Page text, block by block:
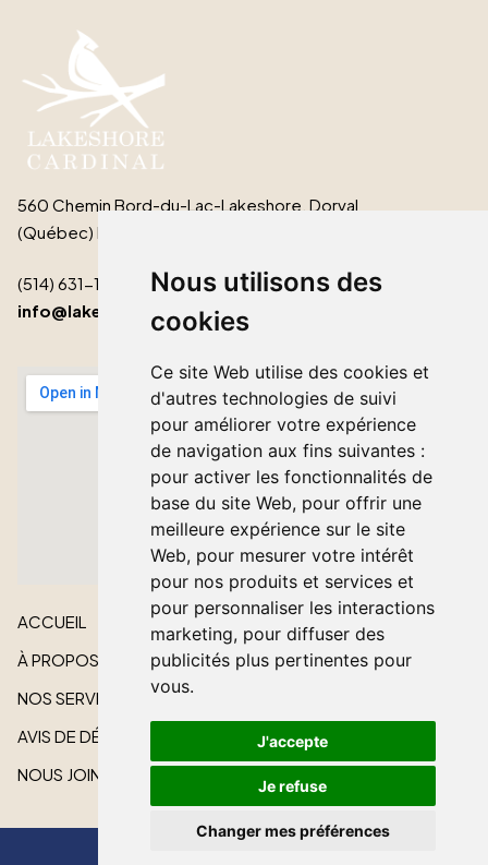
Nous utilisons des
cookies
Ce site Web utilise des cookies et
d'autres technologies de suivi
pour améliorer votre expérience
de navigation aux fins suivantes :
pour activer les fonctionnalités de
base du site Web, pour offrir une
meilleure expérience sur le site
Web, pour mesurer votre intérêt
pour nos produits et services et
pour personnaliser les interactions
marketing, pour diffuser des
publicités plus pertinentes pour
vous.
J'accepte
Je refuse
Changer mes préférences
560 Chemin Bord-du-Lac-Lakeshore, Dorval
(Québec) H9S 2B3
(514) 631-1511
info@lakeshorecardinal.ca
ACCUEIL
À PROPOS
NOS SERVICES
AVIS DE DÉCÈS
NOUS JOINDRE